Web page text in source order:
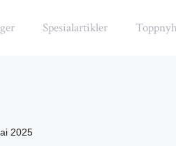
Spesialartikler
2025